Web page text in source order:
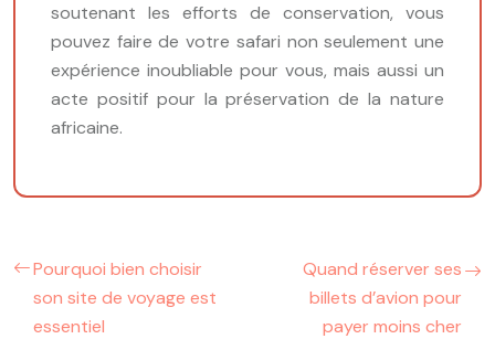
soutenant les efforts de conservation, vous
pouvez faire de votre safari non seulement une
expérience inoubliable pour vous, mais aussi un
acte positif pour la préservation de la nature
africaine.
Pourquoi bien choisir
son site de voyage est
essentiel
Quand réserver ses
billets d’avion pour
payer moins cher